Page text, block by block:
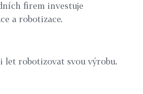
firem investuje
a robotizace.
let robotizovat svou výrobu.